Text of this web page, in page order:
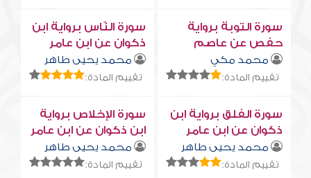
سورة التوبة برواية
حفص عن عاصم
محمد مكي
تقييم المادة:
سورة النّاس برواية ابن
ذكوان عن ابن عامر
محمد يحيى طاهر
تقييم المادة:
سورة الفلق برواية ابن
ذكوان عن ابن عامر
محمد يحيى طاهر
تقييم المادة:
سورة الإخلاص برواية
ابن ذكوان عن ابن عامر
محمد يحيى طاهر
تقييم المادة: